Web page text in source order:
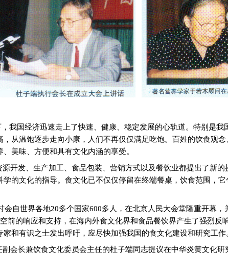
我国经济迅速走上了快速、健康、稳定发展的心轨道。特别是我
从温饱逐步走向小康，人们不再仅仅满足吃饱。百姓的饮食观
美味、方便和具有文化内涵的享受。
开发、生产加工、食品包装、营销方式以及餐饮业都提出了新
的文化的指导。食文化已不仅仅停留在终端餐桌，饮食范围，
会自世界各地20多个国家600多人，在北京人民大会堂隆重开幕，
前的响应和支持，在海内外食文化界和食品餐饮界产生了强烈反
和有识之士发出呼吁，应尽快加强我国的食文化建设和研究工作
会长兼饮食文化委员会主任的杜子端同志提议在中华炎黄文化研